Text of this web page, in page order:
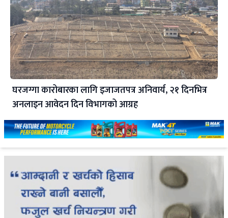
घरजग्गा कारोबारका लागि इजाजतपत्र अनिवार्य, २१ दिनभित्र
अनलाइन आवेदन दिन विभागको आग्रह